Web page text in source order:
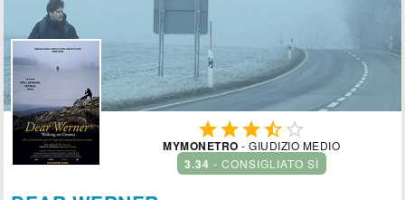
 
MYMONETRO - GIUDIZIO MEDIO
3.34 - CONSIGLIATO SÌ